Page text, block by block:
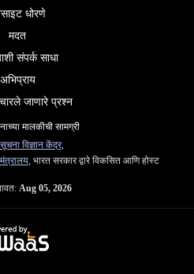
धोरणे
मदत
संपर्क साधा
अभिप्राय
जाणारे प्रश्न
मालकीची सामग्री
सूचना विज्ञान केंद्र,
, भारत सरकार द्वारे विकसित आणि होस्ट
Aug 05, 2026